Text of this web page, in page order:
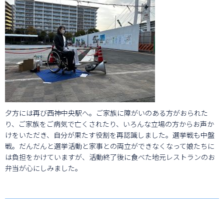
夕方には再び西神中央駅へ。ご家族に障がいのある方がおられた
り、ご家族をご病気で亡くされたり、いろんな立場の方からお声か
けをいただき、自分が果たす役割を再認識しました。選挙戦も中盤
戦。だんだんと選挙活動と家事との両立ができなくなって娘たちに
は負担をかけていますが、活動終了後に食べた地元レストランのお
弁当が心にしみました。